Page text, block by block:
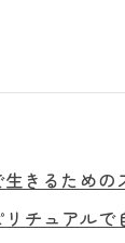
生きるため
リチュアル